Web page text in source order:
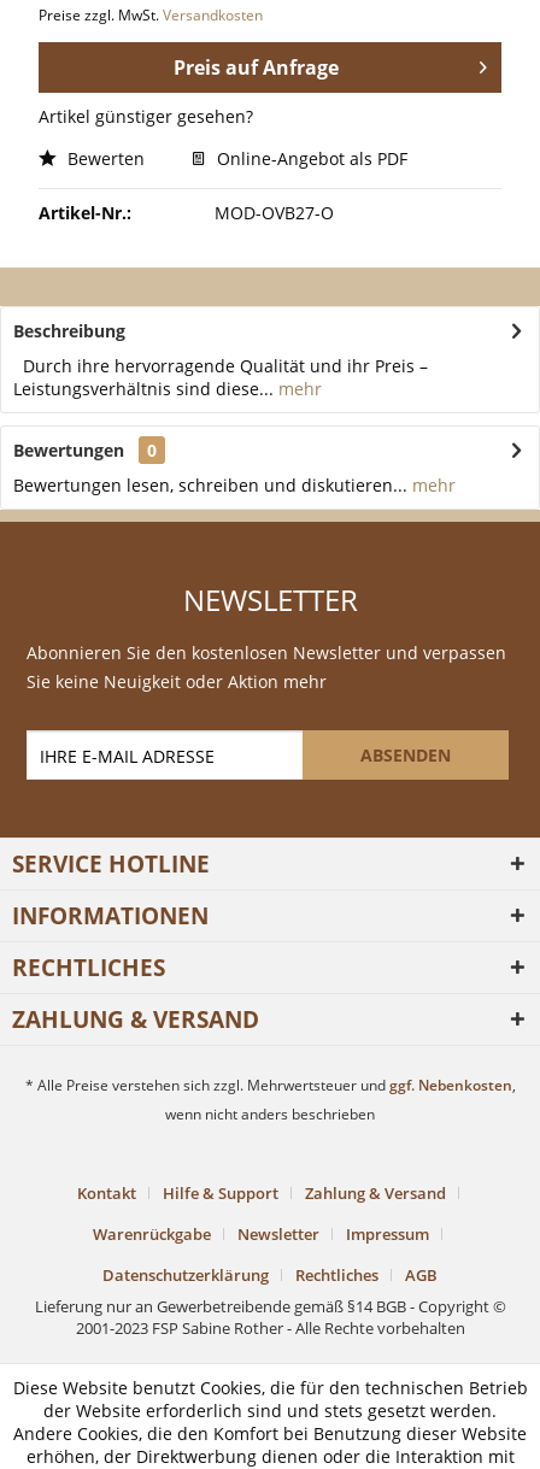
Preise zzgl. MwSt.Versandkosten
Preis auf Anfrage
Artikel günstiger gesehen?
Bewerten
Online-Angebot als PDF
Artikel-Nr.: MOD-OVB27-O
Beschreibung
Durch ihre hervorragende Qualität und ihr Preis –
Leistungsverhältnis sind diese... mehr
Bewertungen
0
Bewertungen lesen, schreiben und diskutieren... mehr
NEWSLETTER
Abonnieren Sie den kostenlosen Newsletter und verpassen
Sie keine Neuigkeit oder Aktion mehr
ABSENDEN
SERVICE HOTLINE
INFORMATIONEN
RECHTLICHES
ZAHLUNG & VERSAND
* Alle Preise verstehen sich zzgl. Mehrwertsteuer undggf. Nebenkosten,
wenn nicht anders beschrieben
Kontakt Hilfe & Support
Zahlung & Versand
Warenrückgabe
Newsletter
Impressum
Datenschutzerklärung
Rechtliches
AGB
Lieferung nur an Gewerbetreibende gemäß §14 BGB - Copyright ©
2001-2023 FSP Sabine Rother - Alle Rechte vorbehalten
Diese Website benutzt Cookies, die für den technischen Betrieb
der Website erforderlich sind und stets gesetzt werden.
Andere Cookies, die den Komfort bei Benutzung dieser Website
erhöhen, der Direktwerbung dienen oder die Interaktion mit